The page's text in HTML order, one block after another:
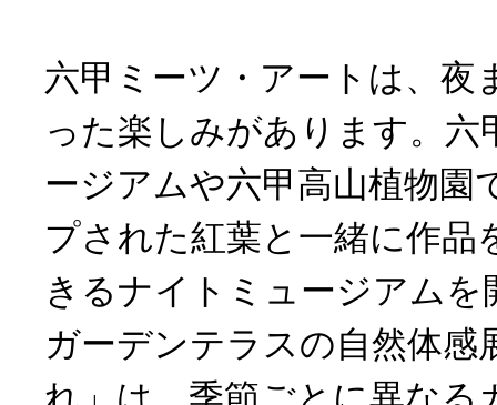
六甲ミーツ・アートは、夜
った楽しみがあります。六
ージアムや六甲高山植物園
プされた紅葉と一緒に作品
きるナイトミュージアムを
ガーデンテラスの自然体感